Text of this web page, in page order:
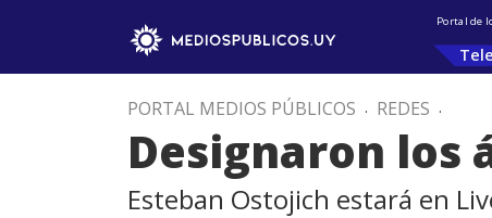
Portal de
PORTAL MEDIOS PÚBLICOS . REDES .
Designaron los
Esteban Ostojich estará en